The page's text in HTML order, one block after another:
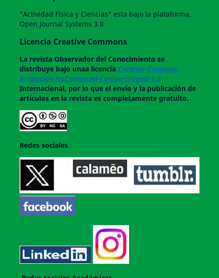
"Actividad Física y Ciencias" esta bajo la plataforma,
Open Journal Systems 3.0
Licencia Creative Commons
La revistaObservador del Conocimiento se
distribuye bajo unaa licencia Creative Commons
Atribución-NoComercial-CompartirIgual 4.0
Internacional, por lo que el envío y la publicación de
artículos en la revista es completamente gratuito.
Redes sociales